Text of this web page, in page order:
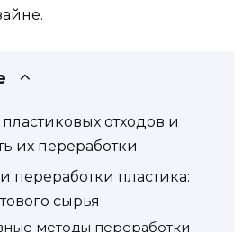
отходов и
их переработки
переработки пластика:
сырья
методы переработки